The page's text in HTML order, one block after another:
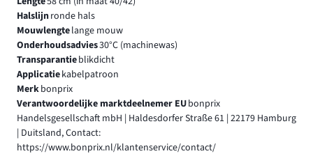
Halslijnronde hals
Mouwlengtelange mouw
Onderhoudsadvies30°C (machinewas)
Transparantieblikdicht
Applicatiekabelpatroon
Merkbonprix
Verantwoordelijke marktdeelnemer EUbonprix
Handelsgesellschaft mbH | Haldesdorfer Straße 61 | 22179 Hamburg
| Duitsland, Contact:
https://www.bonprix.nl/klantenservice/contact/